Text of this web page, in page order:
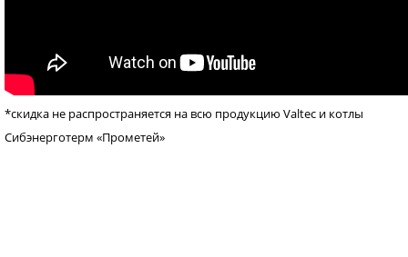
*скидка не распространяется на всю продукцию Valtec и котлы
Сибэнерготерм «Прометей»